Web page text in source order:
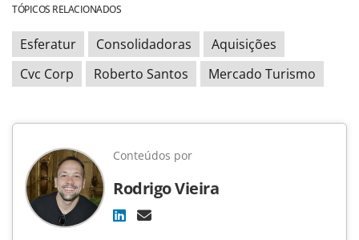
TÓPICOS RELACIONADOS
Esferatur Consolidadoras
Aquisições
Cvc Corp
Roberto Santos Mercado Turismo
Conteúdos por
Rodrigo Vieira